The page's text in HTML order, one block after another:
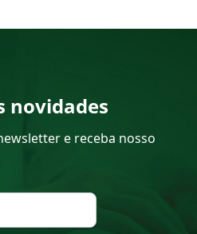
novidades
e receba nosso